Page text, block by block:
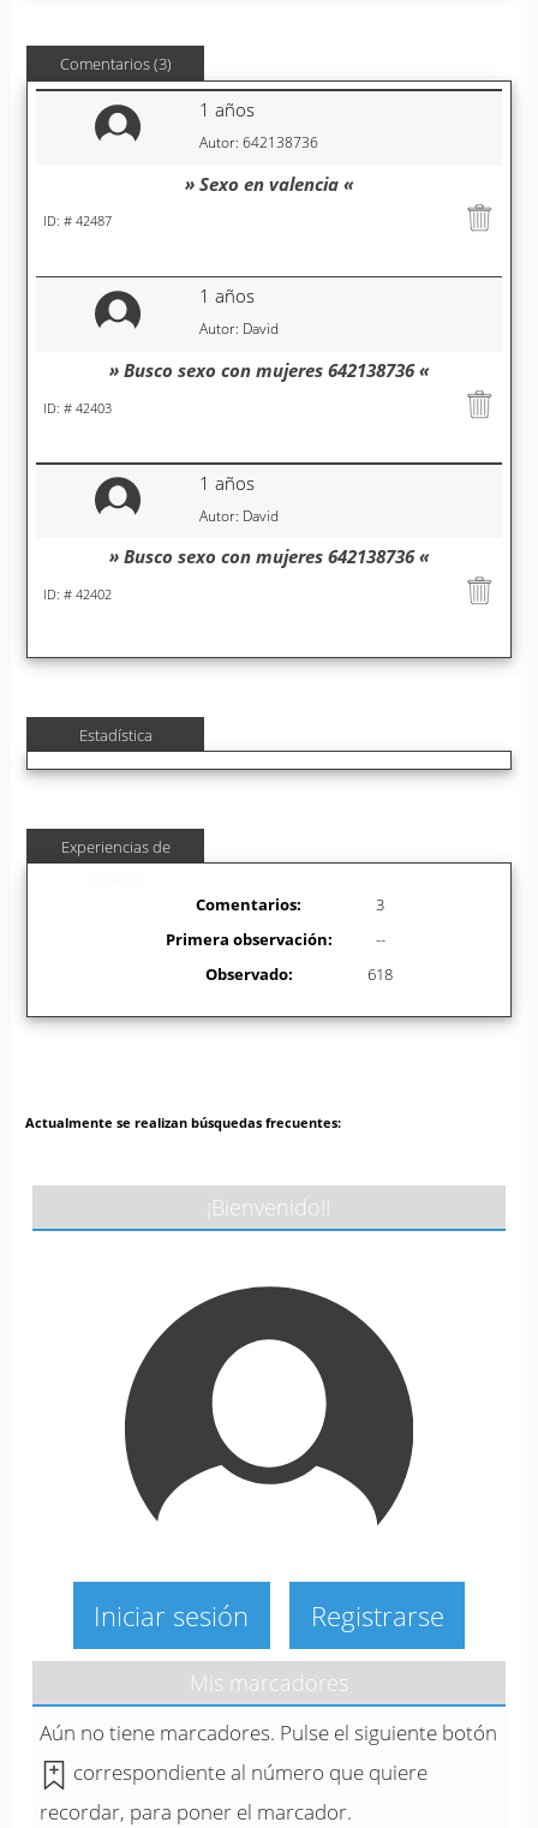
Comentarios (3)
Autor: 642138736
1 años
ID: # 42487
» Sexo en valencia «
Autor: David
1 años
ID: # 42403
» Busco sexo con mujeres 642138736 «
Autor: David
1 años
ID: # 42402
» Busco sexo con mujeres 642138736 «
Estadística
Experiencias de
Comentarios:
3
Primera observación:
--
Observado:
618
Actualmente se realizan búsquedas frecuentes:
¡Bienvenido!!
Iniciar sesión Registrarse
Mis marcadores
Aún no tiene marcadores. Pulse el siguiente botón
correspondiente al número que quiere
recordar, para poner el marcador.